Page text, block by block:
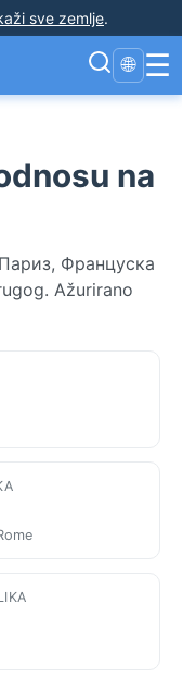
sve zemlje.
🌐 ☰
na
Француска
Ažurirano